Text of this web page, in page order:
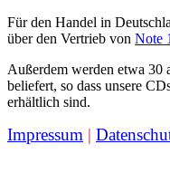
Für den Handel in
über den Vertrieb von Note 1
Außerdem werden etwa 30
beliefert, so dass unsere
erhältlich sind.
Impressum |